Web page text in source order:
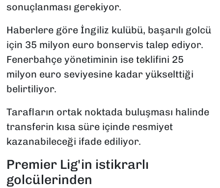
sonuçlanması gerekiyor.
Haberlere göre İngiliz kulübü, başarılı golcü
için 35 milyon euro bonservis talep ediyor.
Fenerbahçe yönetiminin ise teklifini 25
milyon euro seviyesine kadar yükselttiği
belirtiliyor.
Tarafların ortak noktada buluşması halinde
transferin kısa süre içinde resmiyet
kazanabileceği ifade ediliyor.
Premier Lig'in istikrarlı
golcülerinden